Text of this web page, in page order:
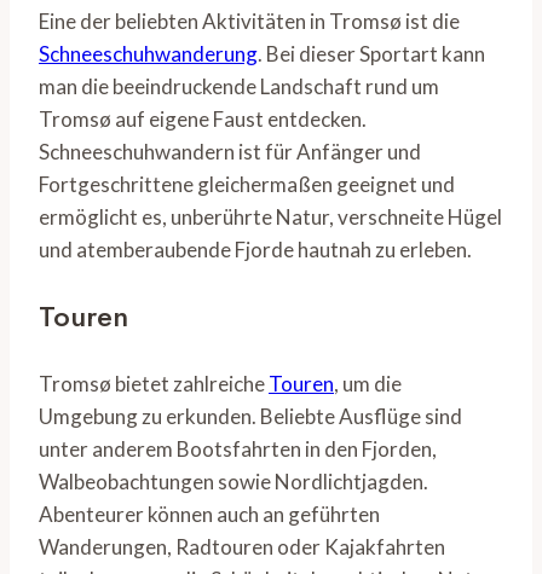
Eine der beliebten Aktivitäten in Tromsø ist die
Schneeschuhwanderung. Bei dieser Sportart kann
man die beeindruckende Landschaft rund um
Tromsø auf eigene Faust entdecken.
Schneeschuhwandern ist für Anfänger und
Fortgeschrittene gleichermaßen geeignet und
ermöglicht es, unberührte Natur, verschneite Hügel
und atemberaubende Fjorde hautnah zu erleben.
Touren
Tromsø bietet zahlreicheTouren, um die
Umgebung zu erkunden. Beliebte Ausflüge sind
unter anderem Bootsfahrten in den Fjorden,
Walbeobachtungen sowie Nordlichtjagden.
Abenteurer können auch an geführten
Wanderungen, Radtouren oder Kajakfahrten